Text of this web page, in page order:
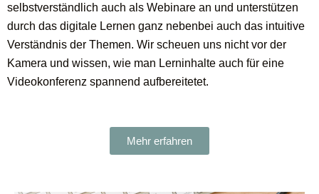
selbstverständlich auch als Webinare an und unterstützen
durch das digitale Lernen ganz nebenbei auch das intuitive
Verständnis der Themen. Wir scheuen uns nicht vor der
Kamera und wissen, wie man Lerninhalte auch für eine
Videokonferenz spannend aufbereitetet.
Mehr erfahren